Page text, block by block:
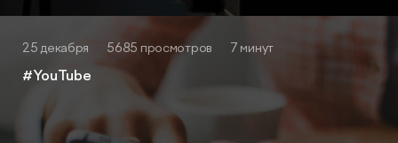
25 декабря 5685 просмотров 7 минут
#YouTube